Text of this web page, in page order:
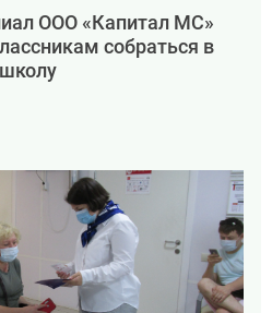
ООО «Капитал МС»
собраться в
школу